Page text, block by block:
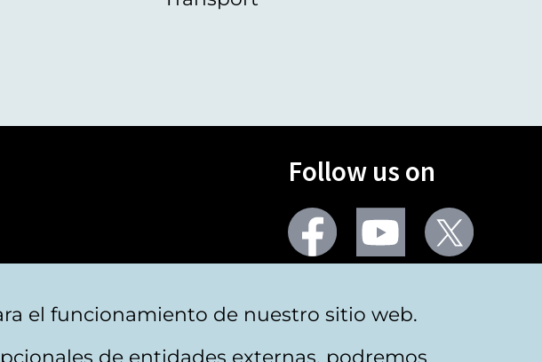
Follow us on
Facebook Youtube
el funcionamiento de nuestro sitio web.
de entidades externas, podremos